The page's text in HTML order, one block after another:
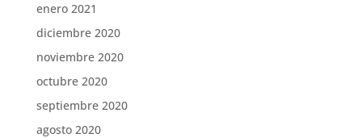
enero 2021
diciembre 2020
noviembre 2020
octubre 2020
septiembre 2020
agosto 2020